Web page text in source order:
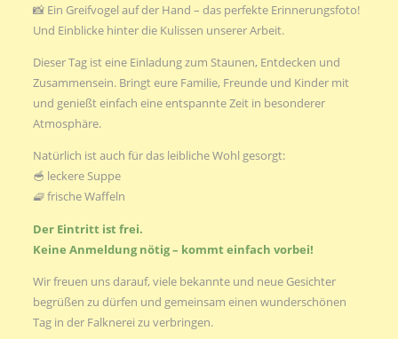
📸 Ein Greifvogel auf der Hand – das perfekte Erinnerungsfoto!
Und Einblicke hinter die Kulissen unserer Arbeit.
Dieser Tag ist eine Einladung zum Staunen, Entdecken und
Zusammensein. Bringt eure Familie, Freunde und Kinder mit
und genießt einfach eine entspannte Zeit in besonderer
Atmosphäre.
Natürlich ist auch für das leibliche Wohl gesorgt:
🥣 leckere Suppe
🧇 frische Waffeln
Der Eintritt ist frei.
Keine Anmeldung nötig – kommt einfach vorbei!
Wir freuen uns darauf, viele bekannte und neue Gesichter
begrüßen zu dürfen und gemeinsam einen wunderschönen
Tag in der Falknerei zu verbringen.